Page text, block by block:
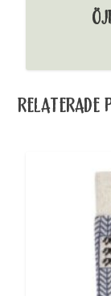
RELATERADE